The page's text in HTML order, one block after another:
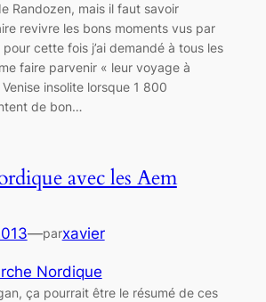
Randozen, mais il faut savoir
revivre les bons moments vus par
pour cette fois j’ai demandé à tous les
faire parvenir « leur voyage à
insolite lorsque 1 800
de bon…
avec les Aem
—parxavier
Nordique
ça pourrait être le résumé de ces